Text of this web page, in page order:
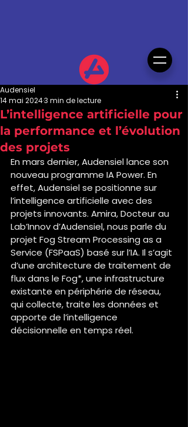
L’intelligence artificielle pour
la performance et l’évolution
des projets
Audensiel
14 mai 20243 min de lecture
En mars dernier, Audensiel lance son
nouveau programme IA Power. En
effet, Audensiel se positionne sur
l’intelligence artificielle avec des
projets innovants. Amira, Docteur au
Lab’Innov d’Audensiel, nous parle du
projet Fog Stream Processing as a
Service (FSPaaS) basé sur l’IA. Il s’agit
d’une architecture de traitement de
flux dans le Fog*, une infrastructure
existante en périphérie de réseau,
qui collecte, traite les données et
apporte de l’intelligence
décisionnelle en temps réel.